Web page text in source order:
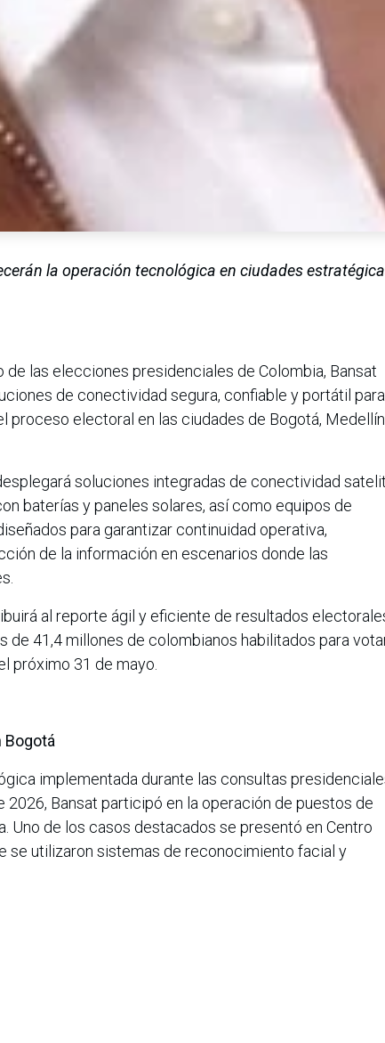
la operación tecnológica en ciudades
de las elecciones presidenciales de Colombia, Bansat
de conectividad segura, confiable y portátil para
proceso electoral en las ciudades de Bogotá,
soluciones integradas de conectividad
baterías y paneles solares, así como equipos de
para garantizar continuidad operativa,
de la información en escenarios donde las
al reporte ágil y eficiente de resultados
de 41,4 millones de colombianos habilitados para
próximo 31 de mayo.
Bogotá
implementada durante las consultas
2026, Bansat participó en la operación de puestos de
Uno de los casos destacados se presentó en Centro
se utilizaron sistemas de reconocimiento facial y